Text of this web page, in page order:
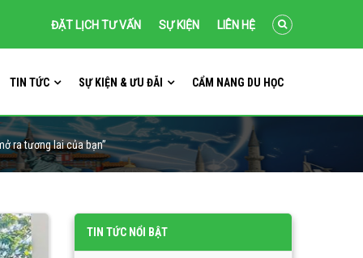
ĐẶT LỊCH TƯ VẤN SỰ KIỆN LIÊN HỆ
TIN TỨC SỰ KIỆN & ƯU ĐÃI CẨM NANG DU HỌC
ra tương lai của bạn”
TIN TỨC NỔI BẬT